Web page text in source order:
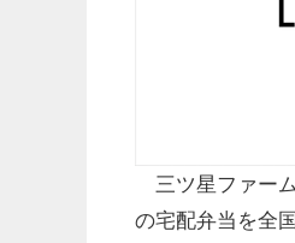
三ツ星ファー
の宅配弁当を全